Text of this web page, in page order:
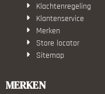
Klachtenregeling
Klantenservice
Merken
Store locator
Sitemap
MERKEN